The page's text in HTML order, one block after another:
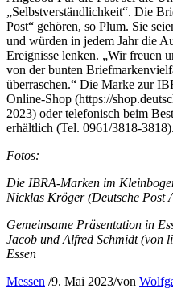
„Selbstverständlichkeit“. Die
Post“ gehören, so Plum. Sie
und würden in jedem Jahr die
Ereignisse lenken. „Wir freuen
von der bunten
überraschen.“ Die Marke zur
Online-Shop (https://
2023) oder telefonisch beim
erhältlich (Tel. 0961/3818-3818).
Fotos:
Die IBRA-Marken im
Nicklas Kröger (Deutsche Post
Gemeinsame Präsentation in
Jacob und Alfred Schmidt (von
Essen
Messen /9. Mai 2023/von